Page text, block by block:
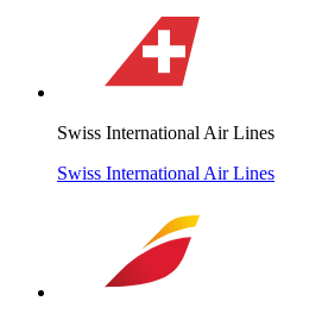
Swiss International Air Lines
Swiss International Air Lines